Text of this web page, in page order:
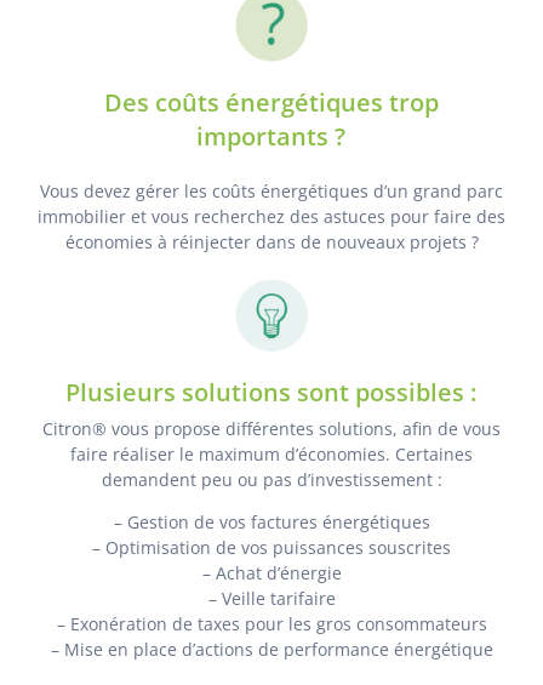
Des coûts énergétiques trop
importants ?
Vous devez gérer les coûts énergétiques d’un grand parc
immobilier et vous recherchez des astuces pour faire des
économies à réinjecter dans de nouveaux projets ?
Plusieurs solutions sont possibles :
Citron® vous propose différentes solutions, afin de vous
faire réaliser le maximum d’économies. Certaines
demandent peu ou pas d’investissement :
– Gestion de vos factures énergétiques
– Optimisation de vos puissances souscrites
– Achat d’énergie
– Veille tarifaire
– Exonération de taxes pour les gros consommateurs
– Mise en place d’actions de performance énergétique